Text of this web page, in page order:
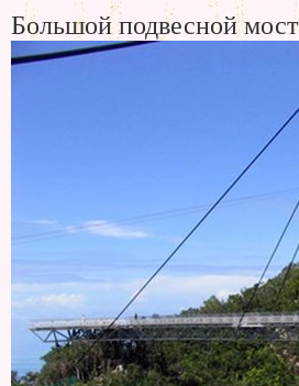
Большой подвесной мост